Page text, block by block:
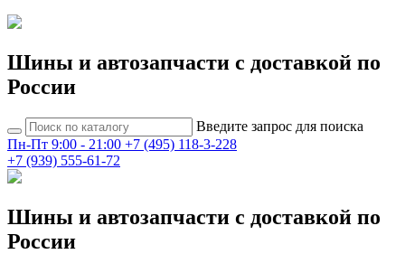
Шины и автозапчасти с доставкой по
России
Введите запрос для поиска
Пн-Пт 9:00 - 21:00 +7 (495) 118-3-228
+7 (939) 555-61-72
Шины и автозапчасти с доставкой по
России